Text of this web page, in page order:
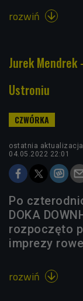
rozwiń 
Jurek
Ustroniu
ostatnia
04.05.2022 22:01
Po
DOKA
rozpoczęto
imprezy
rozwiń 